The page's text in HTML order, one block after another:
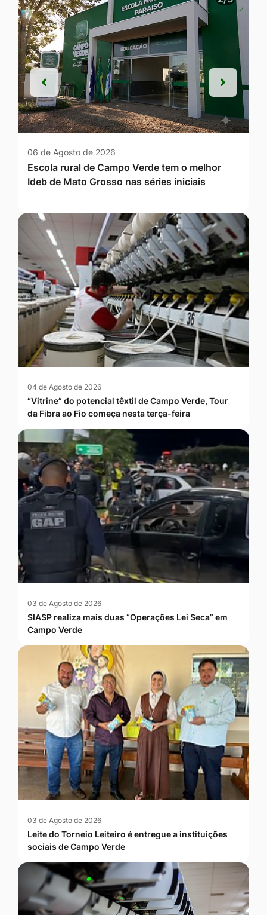
06 de Agosto de 2026
Escola rural de Campo Verde tem o melhor
Ideb de Mato Grosso nas séries iniciais
Anterior
Anterior Próxima
04 de Agosto de 2026
“Vitrine” do potencial têxtil de Campo Verde, Tour
da Fibra ao Fio começa nesta terça-feira
03 de Agosto de 2026
SIASP realiza mais duas “Operações Lei Seca” em
Campo Verde
03 de Agosto de 2026
Leite do Torneio Leiteiro é entregue a instituições
sociais de Campo Verde